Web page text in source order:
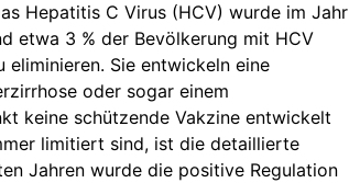
Hepatitis C Virus (HCV) wurde im Jahr
etwa 3 % der Bevölkerung mit HCV
Sie entwickeln eine
oder sogar einem
keine schützende Vakzine entwickelt
limitiert sind, ist die detaillierte
Jahren wurde die positive Regulation